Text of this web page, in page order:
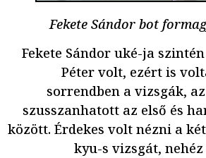
Fekete Sándor bot
Fekete Sándor uké-ja
Péter volt, ezért is
sorrendben a vizsgák,
szusszanhatott az első és
között. Érdekes volt nézni a
kyu-s vizsgát,